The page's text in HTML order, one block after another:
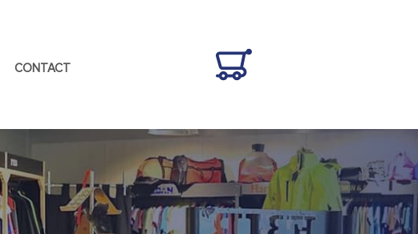
CONTACT